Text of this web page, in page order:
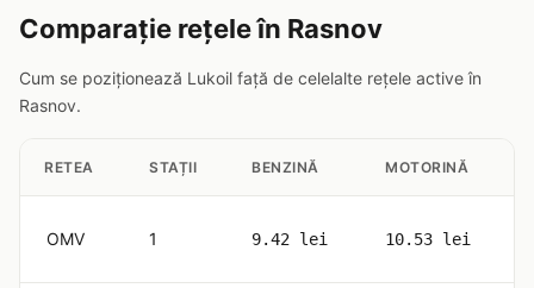
Comparație rețele în Rasnov
Cum se poziționează Lukoil față de celelalte rețele active în
Rasnov.
RETEA STAȚII BENZINĂ MOTORINĂ
OMV 1 9.42 lei 10.53 lei